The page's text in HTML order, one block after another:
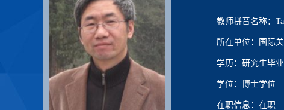
教师拼音名称：
所在单位：国际
学历：研究生毕业
学位：博士学位
在职信息：在职